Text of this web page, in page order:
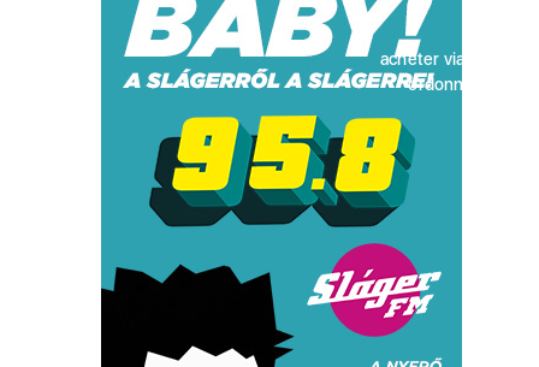
acheter viagra sans
ordonnance